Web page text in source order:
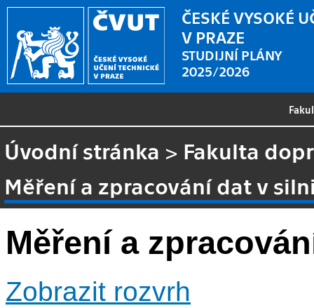
ČESKÉ VYSOKÉ
V PRAZE
STUDIJNÍ PLÁNY
2025/2026
Úvodní stránka > Fakulta
Měření a zpracování dat v
Měření a
Zobrazit rozvrh